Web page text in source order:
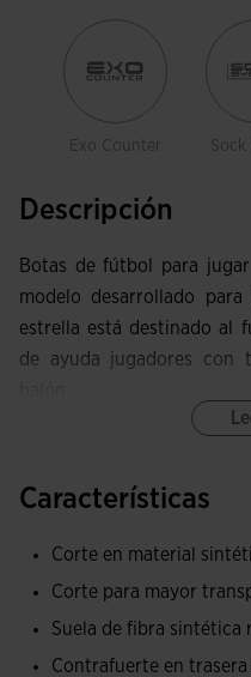
Exo Counter Sock
Descripción
Botas de fútbol para
modelo desarrollado
estrella está destinado al
de ayuda jugadores con
para optimizar el ajuste
acumulación de sudor.
Incorporan un contrafuerte
Características
Corte en material
Corte para mayor
Suela de fibra sintética
Contrafuerte en trasera